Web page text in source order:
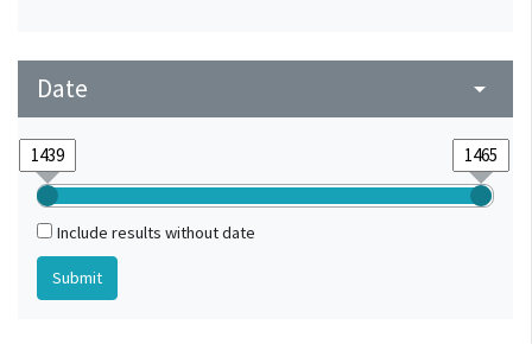
Date arrow_drop_down
Include results without date